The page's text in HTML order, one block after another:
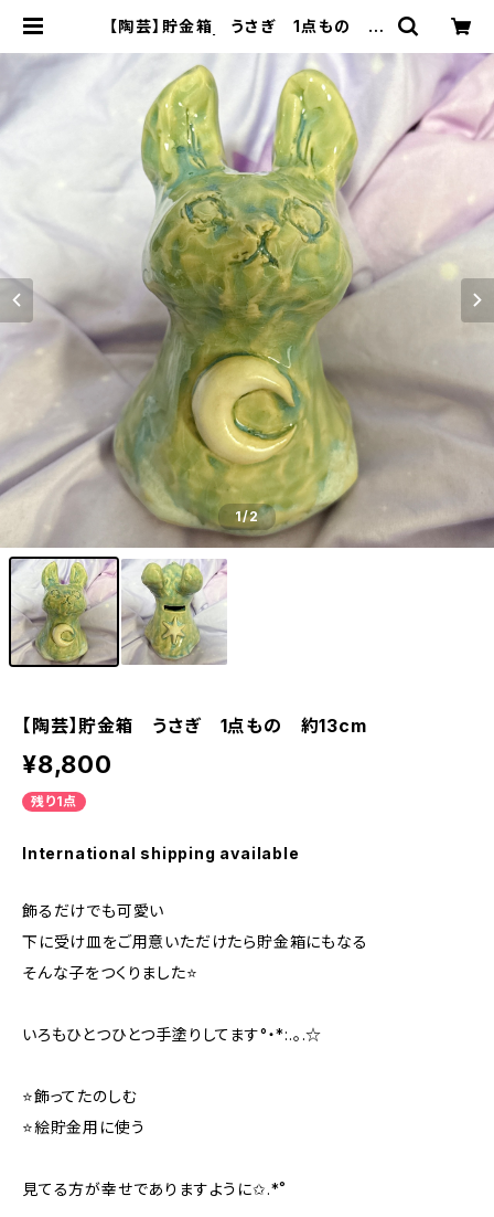
【陶芸】貯金箱 うさぎ 1点もの 約
1/2
【陶芸】貯金箱 うさぎ 1点もの 約13cm
¥8,800
残り1点
International shipping available
飾るだけでも可愛い
下に受け皿をご用意いただけたら貯金箱にもなる
そんな子をつくりました⭐️
いろもひとつひとつ手塗りしてます°・*:.。.☆
⭐️飾ってたのしむ
⭐️絵貯金用に使う
見てる方が幸せでありますように✩.*˚